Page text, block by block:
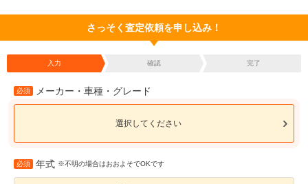
さっそく査定依頼を申し込み！
入力 確認 完了
必須 メーカー・車種・グレード
選択してください
必須 年式 ※不明の場合はおおよそでOKです